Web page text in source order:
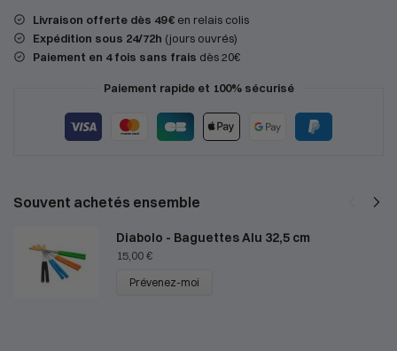
Livraison offerte dès 49 € en relais colis
Expédition sous 24/72h (jours ouvrés)
Paiement en 4 fois sans frais dès 20€
Paiement rapide et 100% sécurisé
Souvent achetés ensemble
Diabolo - Baguettes Alu 32,5 cm
15,00€
Prévenez-moi